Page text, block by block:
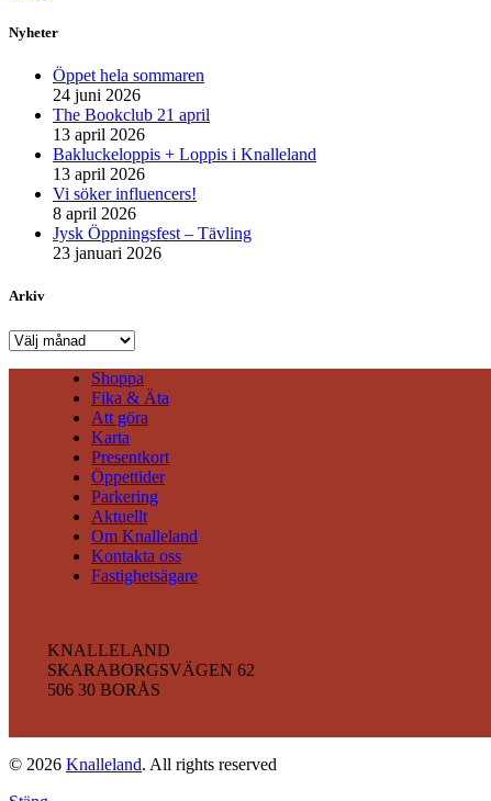
Nyheter
Öppet hela sommaren
24 juni 2026
The Bookclub 21 april
13 april 2026
Bakluckeloppis + Loppis i Knalleland
13 april 2026
Vi söker influencers!
8 april 2026
Jysk Öppningsfest – Tävling
23 januari 2026
Arkiv
Arkiv
Shoppa
Fika & Äta
Att göra
Karta
Presentkort
Öppettider
Parkering
Aktuellt
Om Knalleland
Kontakta oss
Fastighetsägare
KNALLELAND
SKARABORGSVÄGEN 62
506 30 BORÅS
© 2026 Knalleland. All rights reserved